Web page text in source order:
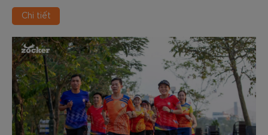
nâng cao chất lượng giấc ngủ và gia tăng khả năng chống
chịu áp lực trong cuộc sống. Vậy Chạy bộ giúp giảm stress
đây các bạn hãy cùng Zocker tìm hiểu chi tiết nhé.
Chi tiết